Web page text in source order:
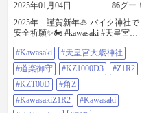
2025年01月04日 86グー！
2025年 謹賀新年🎍 バイク神社で
安全祈願✨🏍️ #kawasaki #天皇宮大
#Z1R2 #KZT00D #角Z
#KawasakiZ1R2 #kawasaki #オリジナ
ル #Z1R #1980yearmodel #エボニー #
刈谷ハイウェイオアシス
#Kawasaki
#天皇宮大歳神社
#道楽御守
#KZ1000D3
#Z1R2
#KZT00D
#角Z
#KawasakiZ1R2
#Kawasaki